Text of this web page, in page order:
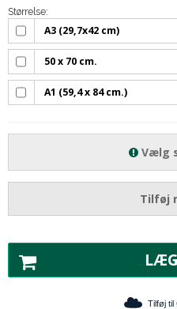
Størrelse:
A3 (29,7x42 cm)
50 x 70 cm.
A1 (59,4 x 84 cm.)
Vælg
Tilføj
Tilføj